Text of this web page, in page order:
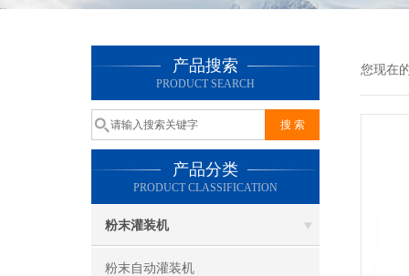
产品搜索
PRODUCT SEARCH
产品分类
PRODUCT CLASSIFICATION
粉末灌装机
粉末自动灌装机
您现在